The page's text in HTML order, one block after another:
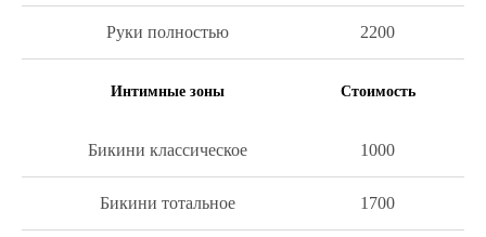
Руки полностью 2200
Интимные зоны Стоимость
Бикини классическое 1000
Бикини тотальное 1700